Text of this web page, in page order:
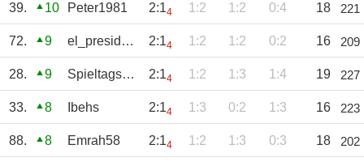
39. 10 Peter1981 2:14 1:2 1:2 0:4 18 221
72. 9 el_presidente 2:14 1:2 1:2 0:2 16 209
28. 9 Spieltagsmieze 2:14 1:2 1:3 1:4 19 227
33. 8 Ibehs 2:14 1:3 0:2 1:3 16 223
88. 8 Emrah58 2:14 1:2 1:3 0:3 18 202